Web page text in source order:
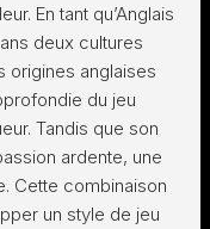
En tant qu’Anglais
deux cultures
origines anglaises
du jeu
Tandis que son
ardente, une
Cette combinaison
un style de jeu